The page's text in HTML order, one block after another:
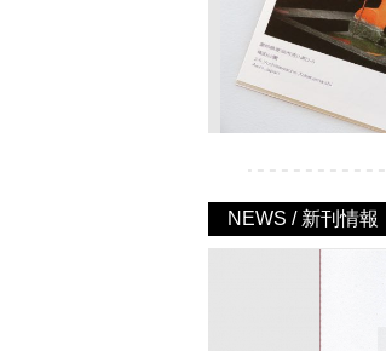
NEWS / 新刊情報